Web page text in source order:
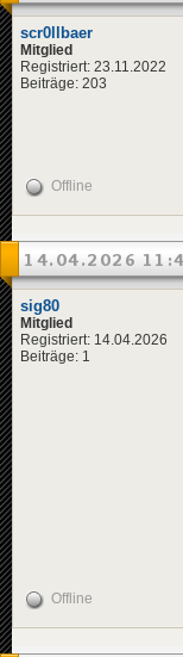
scr0llbaer
Mitglied
Registriert: 23.11.2022
Beiträge: 203
Offline
14.04.2026
sig80
Mitglied
Registriert: 14.04.2026
Beiträge: 1
Offline